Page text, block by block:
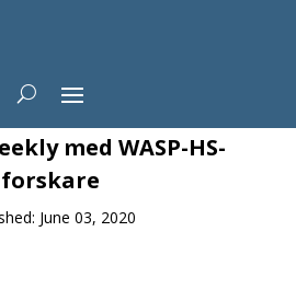
News
med WASP-HS-
forskare
June 03, 2020